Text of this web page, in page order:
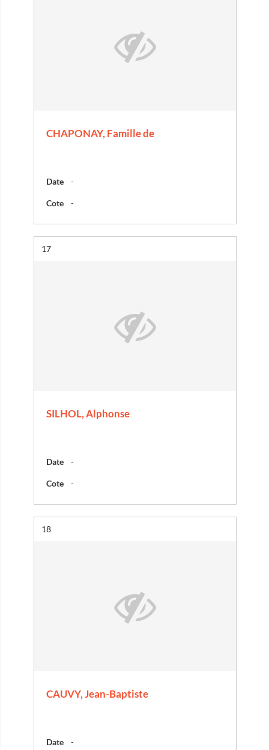
CHAPONAY, Famille de
Date -
Cote -
Résultat n°
17
SILHOL, Alphonse
Date -
Cote -
Résultat n°
18
CAUVY, Jean-Baptiste
Date -